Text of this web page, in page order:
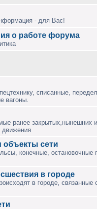
- для Вас!
о работе форума
списанные,
вагоны.
ранее закрытых,нынешних
движения
объекты сети
конечные, остановочные
в городе
в городе, связанные